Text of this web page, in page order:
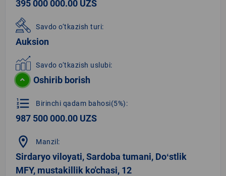
395 000 000.00 UZS
Savdo o‘tkazish turi:
Auksion
Savdo o‘tkazish uslubi:
Oshirib borish
format_list_numbered Birinchi qadam bahosi(5%):
987 500 000.00 UZS
location_on Manzil:
Sirdaryo viloyati, Sardoba tumani, Doʻstlik
MFY, mustakillik ko'chasi, 12